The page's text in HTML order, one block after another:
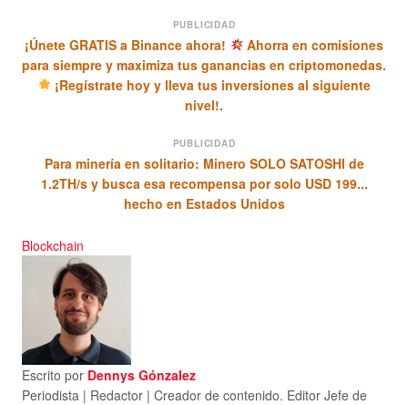
PUBLICIDAD
¡Únete GRATIS a Binance ahora!
Ahorra en comisiones
para siempre y maximiza tus ganancias en criptomonedas.
¡Regístrate hoy y lleva tus inversiones al siguiente
nivel!.
PUBLICIDAD
Para minería en solitario: Minero SOLO SATOSHI de
1.2TH/s y busca esa recompensa por solo USD 199...
hecho en Estados Unidos
Blockchain
Escrito por Dennys Gónzalez
Periodista | Redactor | Creador de contenido. Editor Jefe de